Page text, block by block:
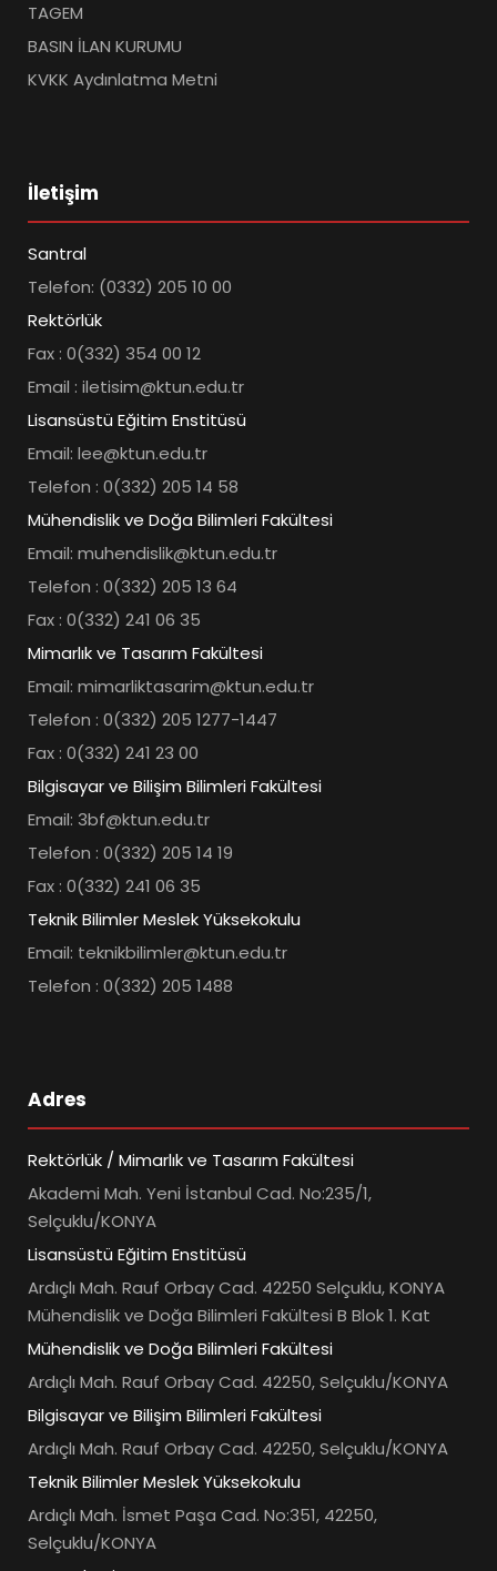
TAGEM
BASIN İLAN KURUMU
KVKK Aydınlatma Metni
İletişim
Santral
Telefon: (0332) 205 10 00
Rektörlük
Fax : 0(332) 354 00 12
Email : iletisim@ktun.edu.tr
Lisansüstü Eğitim Enstitüsü
Email: lee@ktun.edu.tr
Telefon : 0(332) 205 14 58
Mühendislik ve Doğa Bilimleri Fakültesi
Email: muhendislik@ktun.edu.tr
Telefon : 0(332) 205 13 64
Fax : 0(332) 241 06 35
Mimarlık ve Tasarım Fakültesi
Email: mimarliktasarim@ktun.edu.tr
Telefon : 0(332) 205 1277-1447
Fax : 0(332) 241 23 00
Bilgisayar ve Bilişim Bilimleri Fakültesi
Email: 3bf@ktun.edu.tr
Telefon : 0(332) 205 14 19
Fax : 0(332) 241 06 35
Teknik Bilimler Meslek Yüksekokulu
Email: teknikbilimler@ktun.edu.tr
Telefon : 0(332) 205 1488
Adres
Rektörlük / Mimarlık ve Tasarım Fakültesi
Akademi Mah. Yeni İstanbul Cad. No:235/1,
Selçuklu/KONYA
Lisansüstü Eğitim Enstitüsü
Ardıçlı Mah. Rauf Orbay Cad. 42250 Selçuklu, KONYA
Mühendislik ve Doğa Bilimleri Fakültesi B Blok 1. Kat
Mühendislik ve Doğa Bilimleri Fakültesi
Ardıçlı Mah. Rauf Orbay Cad. 42250, Selçuklu/KONYA
Bilgisayar ve Bilişim Bilimleri Fakültesi
Ardıçlı Mah. Rauf Orbay Cad. 42250, Selçuklu/KONYA
Teknik Bilimler Meslek Yüksekokulu
Ardıçlı Mah. İsmet Paşa Cad. No:351, 42250,
Selçuklu/KONYA